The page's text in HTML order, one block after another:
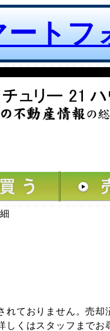
ートフ
れておりません。売
しくはスタッフまでお